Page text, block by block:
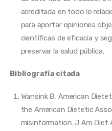
acreditada en todo lo
para aportar opiniones
científicas de eficacia y
preservar la salud pública.
Bibliografía citada
Wansink B, American
the American Dietetic
misinformation. J Am Diet